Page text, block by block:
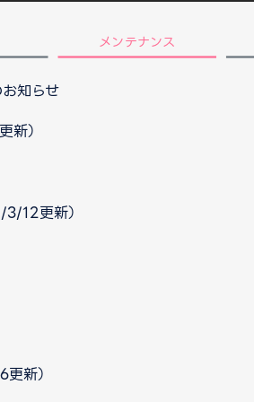
メンテナンス
知らせ
）
12更新）
新）